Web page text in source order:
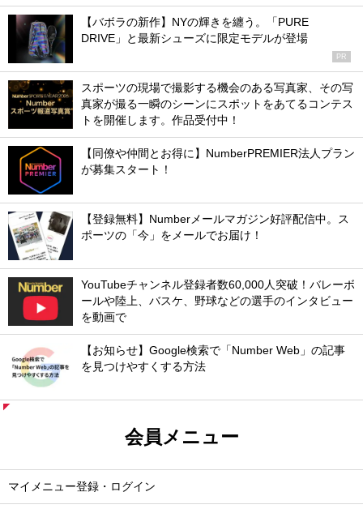
【バボラの新作】NYの輝きを纏う。「PURE
DRIVE」と最新シューズに限定モデルが登場
PR
スポーツの現場で撮影する機会のある写真家、その写
真家が撮る一瞬のシーンにスポットをあてるコンテス
トを開催します。作品受付中！
【同僚や仲間とお得に】NumberPREMIER法人プラン
が募集スタート！
【登録無料】Numberメールマガジン好評配信中。ス
ポーツの「今」をメールでお届け！
YouTubeチャンネル登録者数60,000人突破！バレーボ
ールや陸上、バスケ、野球などの選手のインタビュー
を動画で
【お知らせ】Google検索で「Number Web」の記事
を見つけやすくする方法
会員メニュー
マイメニュー登録・ログイン